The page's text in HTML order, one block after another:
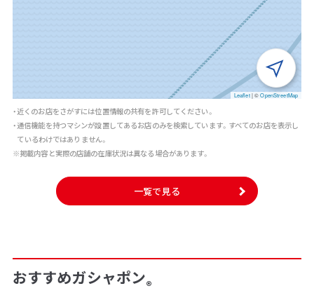
Leaflet |©OpenStreetMap
・近くのお店をさがすには位置情報の共有を許可してください。
・通信機能を持つマシンが設置してあるお店のみを検索しています。すべてのお店を表示し
ているわけではありません。
※掲載内容と実際の店舗の在庫状況は異なる場合があります。
一覧で見る
おすすめガシャポン®